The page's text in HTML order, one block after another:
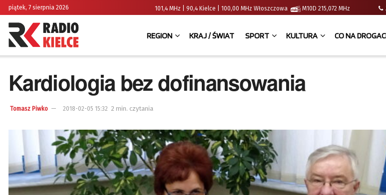
piątek, 7 sierpnia 2026 101,4 MHz | 90,4 Kielce | 100,00 MHz Włoszczowa M10D 215,072 MHz
REGION KRAJ / ŚWIAT SPORT KULTURA CO NA
Kardiologia bez dofinansowania
Tomasz Piwko 2018-02-05 15:32 2 min. czytania